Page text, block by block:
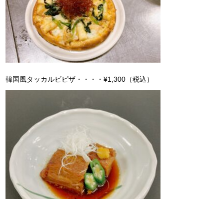
韓国風タッカルビピザ・・・・¥1,300（税込）